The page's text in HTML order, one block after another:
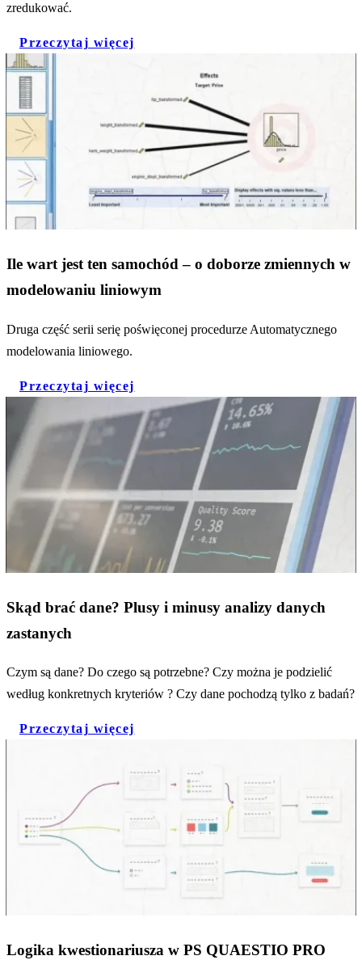
zredukować.
Przeczytaj więcej
Ile wart jest ten samochód – o doborze zmiennych w
modelowaniu liniowym
Druga część serii serię poświęconej procedurze Automatycznego
modelowania liniowego.
Przeczytaj więcej
Skąd brać dane? Plusy i minusy analizy danych
zastanych
Czym są dane? Do czego są potrzebne? Czy można je podzielić
według konkretnych kryteriów ? Czy dane pochodzą tylko z badań?
Przeczytaj więcej
Logika kwestionariusza w PS QUAESTIO PRO